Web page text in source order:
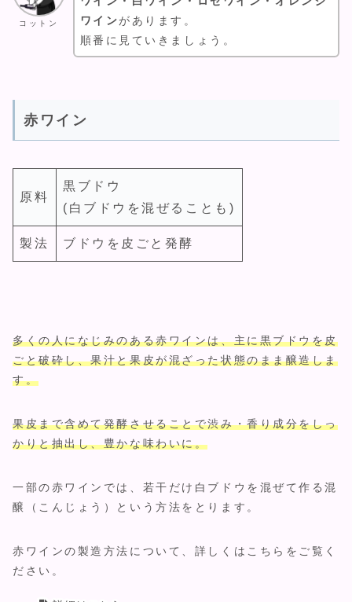
コットン
ワインがあります。
順番に見ていきましょう。
赤ワイン
原料
黒ブドウ
(白ブドウを混ぜることも)
製法 ブドウを皮ごと発酵
多くの人になじみのある赤ワインは、主に黒ブドウを皮
ごと破砕し、果汁と果皮が混ざった状態のまま醸造しま
す。
果皮まで含めて発酵させることで渋み・香り成分をしっ
かりと抽出し、豊かな味わいに。
一部の赤ワインでは、若干だけ白ブドウを混ぜて作る混
醸（こんじょう）という方法をとります。
赤ワインの製造方法について、詳しくはこちらをご覧く
ださい。